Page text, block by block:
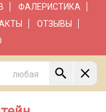
ФАЛЕРИСТИКА
ОТЗЫВЫ